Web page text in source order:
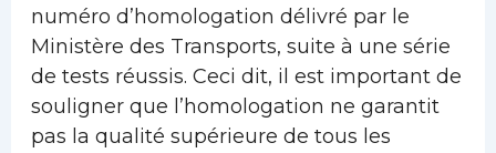
numéro d’homologation délivré par le
Ministère des Transports, suite à une série
de tests réussis. Ceci dit, il est important de
souligner que l’homologation ne garantit
pas la qualité supérieure de tous les